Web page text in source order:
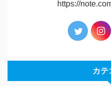
https://
カテ